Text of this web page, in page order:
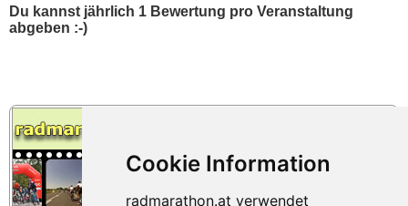
Du kannst jährlich 1 Bewertung pro Veranstaltung
abgeben :-)